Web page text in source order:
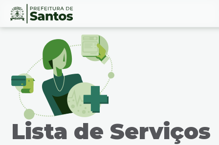
Ir
Conteúdo
Lista de Serviços